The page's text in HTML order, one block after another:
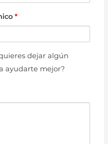
*
dejar algún
ayudarte mejor?